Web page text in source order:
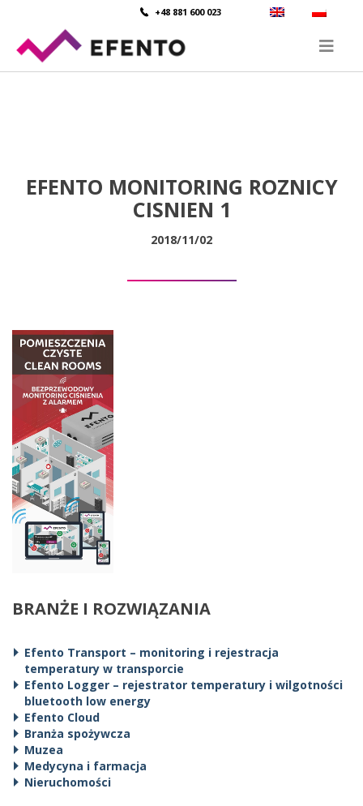
+48 881 600 023
EFENTO MONITORING ROZNICY
CISNIEN 1
2018/11/02
BRANŻE I ROZWIĄZANIA
Efento Transport – monitoring i rejestracja
temperatury w transporcie
Efento Logger – rejestrator temperatury i wilgotności
bluetooth low energy
Efento Cloud
Branża spożywcza
Muzea
Medycyna i farmacja
Nieruchomości